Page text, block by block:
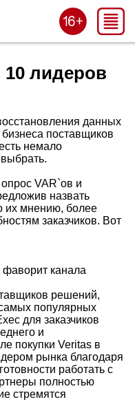
лидеров
данных
поставщиков
немало
VAR`ов и
назвать
их мнению, более
заказчиков. Вот
канала
решений,
популярных
для заказчиков
и
покупки Veritas в
рынка благодаря
работать с
полностью
стремятся